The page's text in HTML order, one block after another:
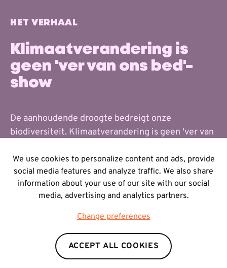
HET VERHAAL
Klimaatverandering is
geen 'ver van ons bed'-
show
De aanhoudende droogte bedreigt onze
biodiversiteit. Klimaatverandering is geen 'ver van
Mechelse Heide.
Met dank aan Corina, Agentschap voor Natuur en
Bos en Nationaal Park Hoge Kempen
We use cookies to personalize content and ads, provide
social media features and analyze traffic. We also share
information about your use of our site with our social
media, advertising and analytics partners.
Change preferences
ACCEPT ALL COOKIES